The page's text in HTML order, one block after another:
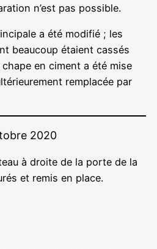
n’est pas possible.
a été modifié ; les
beaucoup étaient cassés
en ciment a été mise
remplacée par
2020
à droite de la porte de la
et remis en place.